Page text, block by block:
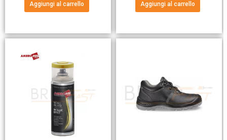
Aggiungi al carrello Aggiungi al carrello